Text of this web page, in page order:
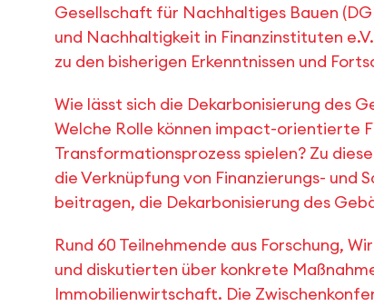
Gesellschaft für Nachhaltiges Bauen
und Nachhaltigkeit in Finanzinstituten
zu den bisherigen Erkenntnissen und
Wie lässt sich die Dekarbonisierung des
Welche Rolle können impact-orientierte
Transformationsprozess spielen? Zu
die Verknüpfung von Finanzierungs- und
beitragen, die Dekarbonisierung des
Rund 60 Teilnehmende aus Forschung,
und diskutierten über konkrete
Immobilienwirtschaft. Die